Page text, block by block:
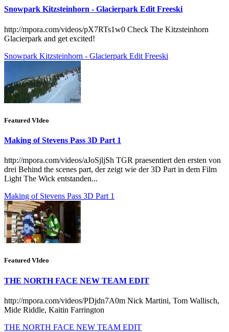
Snowpark Kitzsteinhorn - Glacierpark Edit Freeski
http://mpora.com/videos/pX7RTs1w0 Check The Kitzsteinhorn
Glacierpark and get excited!
Snowpark Kitzsteinhorn - Glacierpark Edit Freeski
Featured VIdeo
Making of Stevens Pass 3D Part 1
http://mpora.com/videos/aJoSjljSh TGR praesentiert den ersten von
drei Behind the scenes part, der zeigt wie der 3D Part in dem Film
Light The Wick entstanden...
Making of Stevens Pass 3D Part 1
Featured VIdeo
THE NORTH FACE NEW TEAM EDIT
http://mpora.com/videos/PDjdn7A0m Nick Martini, Tom Wallisch,
Mide Riddle, Kaitin Farrington
THE NORTH FACE NEW TEAM EDIT